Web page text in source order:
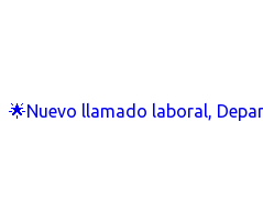
🌟Nuevo llamado laboral,